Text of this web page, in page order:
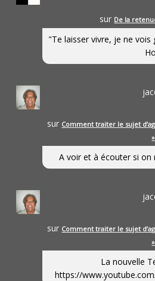
sur De la
"Te laisser vivre, je ne
sur Comment traiter le sujet
»
A voir et à écouter si on
sur Comment traiter le sujet
»
La nouvelle
https://